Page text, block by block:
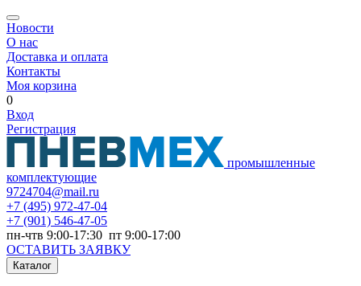
Новости
О нас
Доставка и оплата
Контакты
Моя корзина
0
Вход
Регистрация
промышленные
комплектующие
9724704@mail.ru
+7 (495) 972-47-04
+7 (901) 546-47-05
пн-чтв 9:00-17:30 пт 9:00-17:00
ОСТАВИТЬ ЗАЯВКУ
Каталог